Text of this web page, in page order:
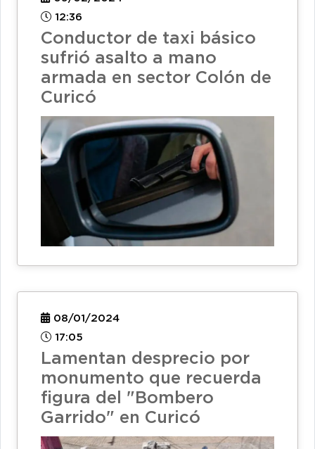
12:36
Conductor de taxi básico
sufrió asalto a mano
armada en sector Colón de
Curicó
08/01/2024
17:05
Lamentan desprecio por
monumento que recuerda
figura del "Bombero
Garrido" en Curicó